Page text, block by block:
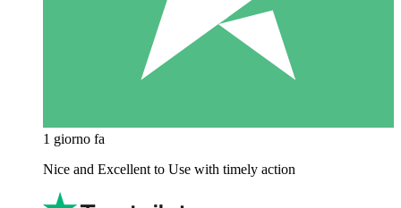
1 giorno fa
Nice and Excellent to Use with timely action